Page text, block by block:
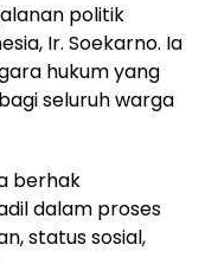
politik
Ir. Soekarno. Ia
hukum yang
seluruh warga
berhak
dalam proses
status sosial,